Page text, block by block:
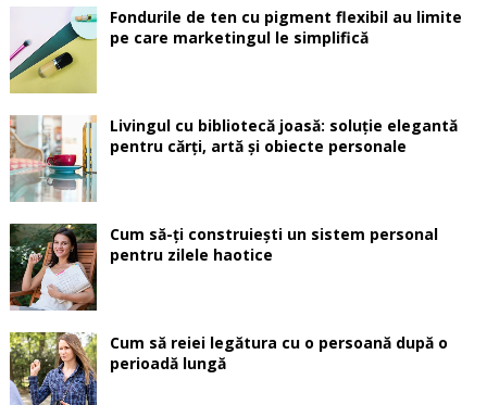
Fondurile de ten cu pigment flexibil au limite
pe care marketingul le simplifică
Livingul cu bibliotecă joasă: soluție elegantă
pentru cărți, artă și obiecte personale
Cum să-ți construiești un sistem personal
pentru zilele haotice
Cum să reiei legătura cu o persoană după o
perioadă lungă